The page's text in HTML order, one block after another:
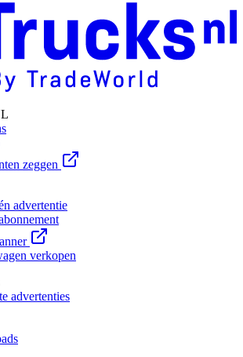
zeggen
advertentie
verkopen
advertenties